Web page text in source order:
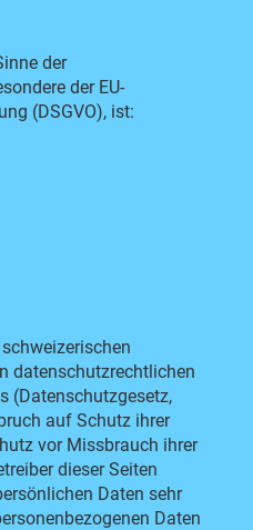
der
der EU-
(DSGVO), ist:
datenschutzrechtlichen
(Datenschutzgesetz,
auf Schutz ihrer
vor Missbrauch ihrer
dieser Seiten
Daten sehr
Daten